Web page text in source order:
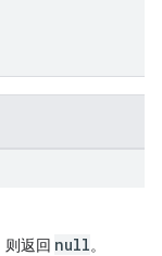
则返回 null。